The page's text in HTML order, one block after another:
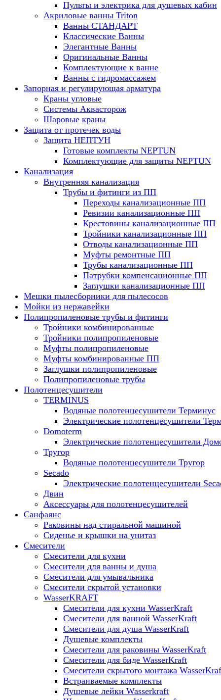
Пульты и электрика для душевых кабин
Акриловые ванны Triton
Ванны СТАНДАРТ
Классические Ванны
Элегантные Ванны
Оригинальные Ванны
Комплектующие к ванне
Ванны с гидромассажем
Запорная и регулирующая арматура
Краны угловые
Системы Аквасторож
Шаровые краны
Защита от протечек воды
Защита НЕПТУН
Готовые комплекты NEPTUN
Комплектующие для защиты NEPTUN
Канализация
Внутренняя канализация
Трубы и фитинги из ПП
Переходы канализационные ПП
Ревизии канализационные ПП
Крестовины канализационные ПП
Тройники канализационные ПП
Отводы канализационные ПП
Муфты ремонтные ПП
Трубы канализационные ПП
Патрубки компенсационные ПП
Заглушки канализационные ПП
Мешки пылесборники для пылесосов
Мойки из нержавейки
Полипропиленовые трубы и фитинги
Тройники комбинированные
Тройники полипропиленовые
Муфты полипропиленовые
Муфты комбинированные ПП
Заглушки полипропиленовые
Полипропиленовые трубы
Полотенцесушители
TERMINUS
Водяные полотенцесушители Терминус
Электрические полотенцесушители
Domoterm
Электрические полотенцесушители
Тругор
Водяные полотенцесушители Тругор
Secado
Электрические полотенцесушители
Двин
Аксессуары для полотенцесушителей
Санфаянс
Раковины над стиральной машиной
Сиденье и крышки на унитаз
Смесители
Смесители для кухни
Смесители для ванны и душа
Смесители для умывальника
Смесители скрытой установки
WasserKRAFT
Смесители для кухни WasserKraft
Смесители для ванной WasserKraft
Смесители для душа WasserKraft
Душевые комплекты
Смесители для раковины WasserKraft
Смесители для биде WasserKraft
Смесители скрытого монтажа
Встраиваемые комплекты
Душевые лейки Wasserkraft